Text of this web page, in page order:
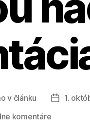
v článku
Dátum
1.
komentárena